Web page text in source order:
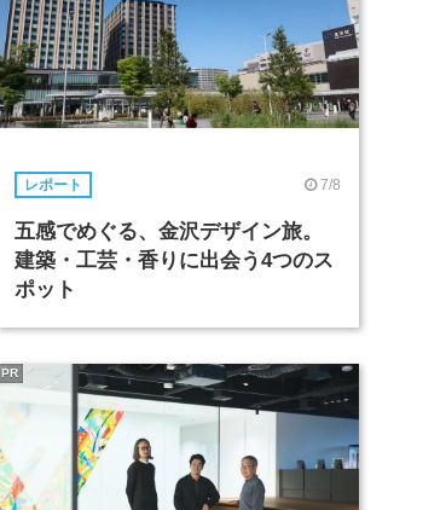
レポート 7/8
五感でめぐる、金沢デザイン旅。
建築・工芸・香りに出会う4つのス
ポット
PR